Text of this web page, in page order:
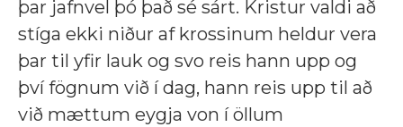
þar jafnvel þó það sé sárt. Kristur valdi að
stíga ekki niður af krossinum heldur vera
þar til yfir lauk og svo reis hann upp og
því fögnum við í dag, hann reis upp til að
við mættum eygja von í öllum